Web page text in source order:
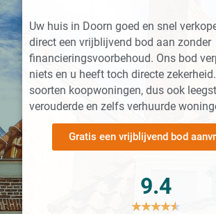
Uw huis in Doorn goed en snel
direct een vrijblijvend bod aan zonder
financieringsvoorbehoud. Ons bod
niets en u heeft toch directe
soorten koopwoningen, dus ook
verouderde en zelfs verhuurde
Gratis een vrijblijvend bod
9.4
★★★★★